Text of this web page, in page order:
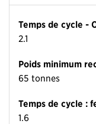
Temps de cycle -
2.1
Poids minimum
65 tonnes
Temps de cycle :
1.6